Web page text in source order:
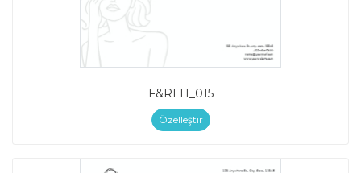
F&RLH_015
Özelleştir